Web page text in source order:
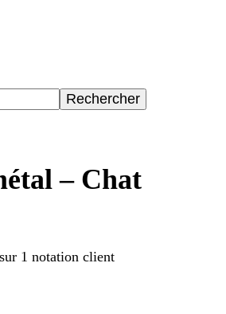
– Chat
1 notation client